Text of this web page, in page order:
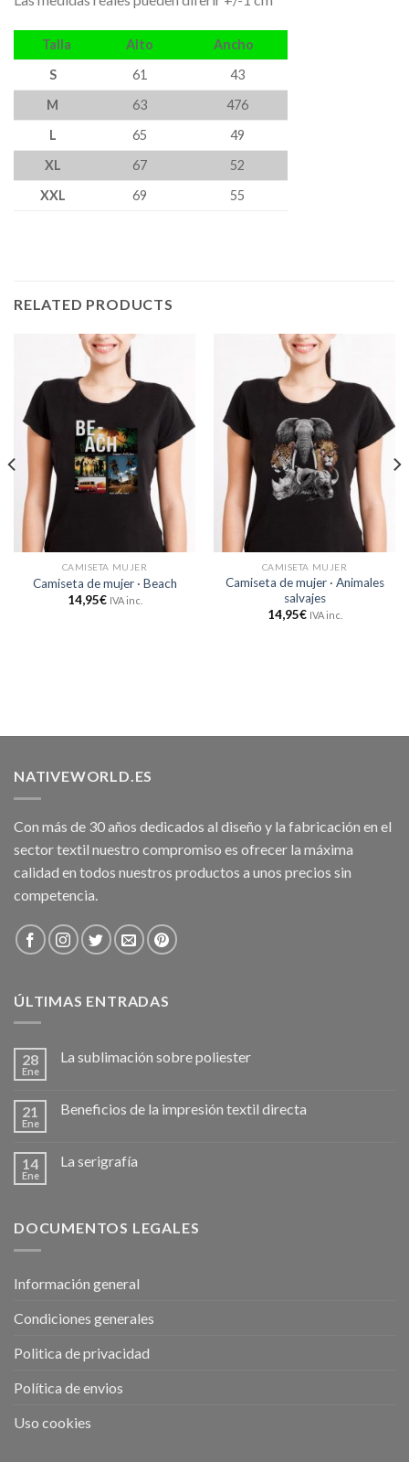
Talla Alto
Ancho
S
61
43
M
63
476
L
65
49
XL
67
52
XXL
69 55
RELATED PRODUCTS
CAMISETA MUJER
Camiseta de mujer · Beach
14,95€ IVA inc.
CAMISETA MUJER
Camiseta de mujer · Animales
salvajes
14,95€ IVA inc.
NATIVEWORLD.ES
Con más de 30 años dedicados al diseño y la fabricación en el
sector textil nuestro compromiso es ofrecer la máxima
calidad en todos nuestros productos a unos precios sin
competencia.
ÚLTIMAS ENTRADAS
28
Ene
La sublimación sobre poliester
21
Ene
Beneficios de la impresión textil directa
14
Ene
La serigrafía
DOCUMENTOS LEGALES
Información general
Condiciones generales
Politica de privacidad
Política de envios
Uso cookies